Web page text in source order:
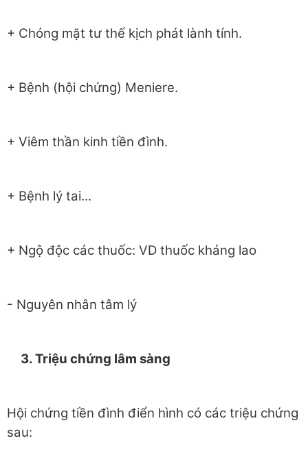
+ Chóng mặt tư thế kịch phát lành tính.
+ Bệnh (hội chứng) Meniere.
+ Viêm thần kinh tiền đình.
+ Bệnh lý tai...
+ Ngộ độc các thuốc: VD thuốc kháng lao
- Nguyên nhân tâm lý
3. Triệu chứng lâm sàng
Hội chứng tiền đình điển hình có các triệu chứng
sau: